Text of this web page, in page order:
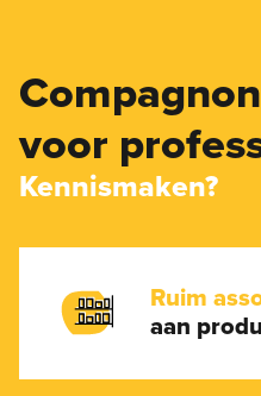
voor
Kennismaken?
Ruim
aan